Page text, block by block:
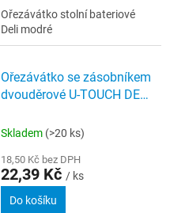
Ořezávátko stolní bateriové
Deli modré
Ořezávátko se zásobníkem
dvouděrové U-TOUCH DELI
Skladem (>20 ks)
18,50 Kč bez DPH
22,39 Kč / ks
Do košíku